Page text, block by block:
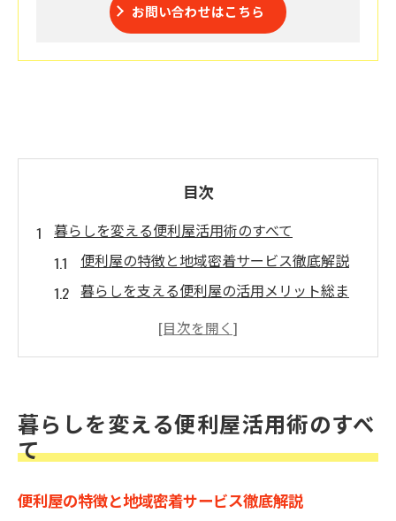
お問い合わせはこちら
目次
暮らしを変える便利屋活用術のすべて
便利屋の特徴と地域密着サービス徹底解説
暮らしを支える便利屋の活用メリット総ま
地域で頼れる便利屋選びのチェックポイン
ト
多彩な便利屋サービスで生活効率化実現
暮らしを変える便利屋活用術のすべ
て
便利屋の特徴と地域密着サービス徹底解説